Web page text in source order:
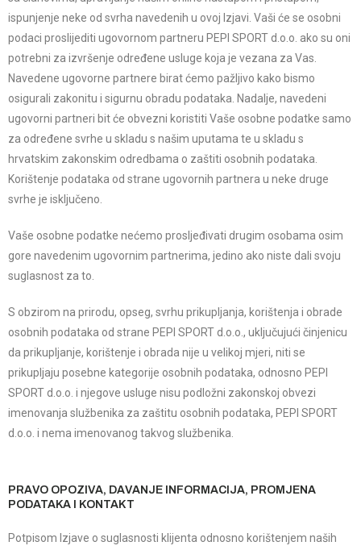
ispunjenje neke od svrha navedenih u ovoj Izjavi. Vaši će se osobni
podaci proslijediti ugovornom partneru PEPI SPORT d.o.o. ako su oni
potrebni za izvršenje određene usluge koja je vezana za Vas.
Navedene ugovorne partnere birat ćemo pažljivo kako bismo
osigurali zakonitu i sigurnu obradu podataka. Nadalje, navedeni
ugovorni partneri bit će obvezni koristiti Vaše osobne podatke samo
za određene svrhe u skladu s našim uputama te u skladu s
hrvatskim zakonskim odredbama o zaštiti osobnih podataka.
Korištenje podataka od strane ugovornih partnera u neke druge
svrhe je isključeno.
Vaše osobne podatke nećemo prosljeđivati drugim osobama osim
gore navedenim ugovornim partnerima, jedino ako niste dali svoju
suglasnost za to.
S obzirom na prirodu, opseg, svrhu prikupljanja, korištenja i obrade
osobnih podataka od strane PEPI SPORT d.o.o., uključujući činjenicu
da prikupljanje, korištenje i obrada nije u velikoj mjeri, niti se
prikupljaju posebne kategorije osobnih podataka, odnosno PEPI
SPORT d.o.o. i njegove usluge nisu podložni zakonskoj obvezi
imenovanja službenika za zaštitu osobnih podataka, PEPI SPORT
d.o.o. i nema imenovanog takvog službenika.
PRAVO OPOZIVA, DAVANJE INFORMACIJA, PROMJENA
PODATAKA I KONTAKT
Potpisom Izjave o suglasnosti klijenta odnosno korištenjem naših